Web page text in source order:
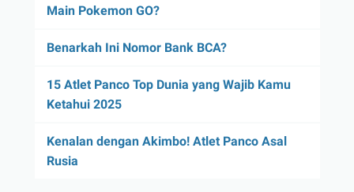
Main Pokemon GO?
Benarkah Ini Nomor Bank BCA?
15 Atlet Panco Top Dunia yang Wajib Kamu
Ketahui 2025
Kenalan dengan Akimbo! Atlet Panco Asal
Rusia